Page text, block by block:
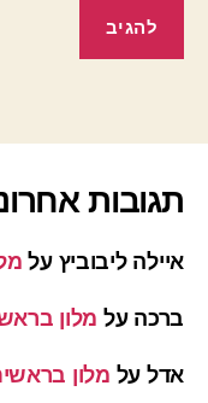
תגובות
איילה ליבוביץ על
ברכה על מלון
אדל על מלון